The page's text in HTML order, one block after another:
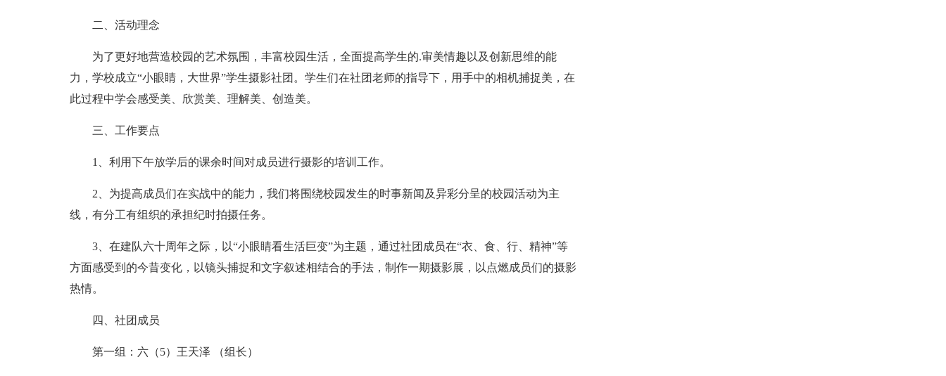
二、活动理念
为了更好地营造校园的艺术氛围，丰富校园生活，全面提高学生的.审美情趣以及创新思维的能
力，学校成立“小眼睛，大世界”学生摄影社团。学生们在社团老师的指导下，用手中的相机捕捉美，在
此过程中学会感受美、欣赏美、理解美、创造美。
三、工作要点
1、利用下午放学后的课余时间对成员进行摄影的培训工作。
2、为提高成员们在实战中的能力，我们将围绕校园发生的时事新闻及异彩分呈的校园活动为主
线，有分工有组织的承担纪时拍摄任务。
3、在建队六十周年之际，以“小眼睛看生活巨变”为主题，通过社团成员在“衣、食、行、精神”等
方面感受到的今昔变化，以镜头捕捉和文字叙述相结合的手法，制作一期摄影展，以点燃成员们的摄影
热情。
四、社团成员
第一组：六（5）王天泽 （组长）